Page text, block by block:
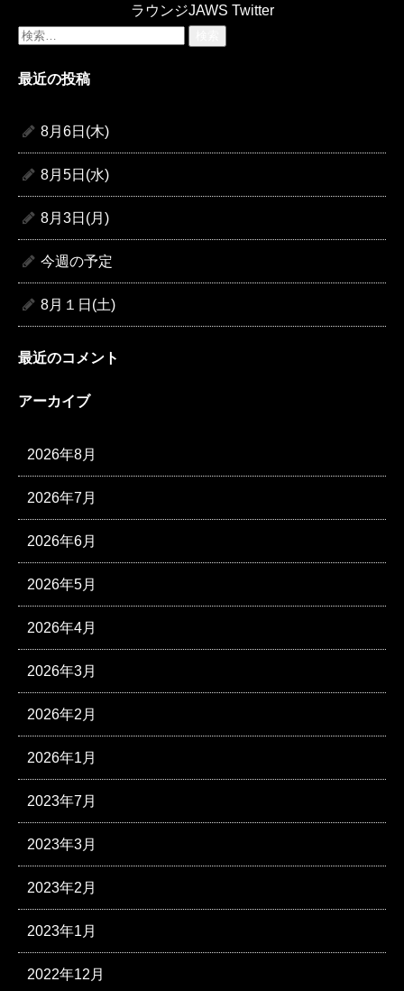
ラウンジJAWS Twitter
検
最近の投稿
8月6日(木)
8月5日(水)
8月3日(月)
今週の予定
8月１日(土)
最近のコメント
アーカイブ
2026年8月
2026年7月
2026年6月
2026年5月
2026年4月
2026年3月
2026年2月
2026年1月
2023年7月
2023年3月
2023年2月
2023年1月
2022年12月